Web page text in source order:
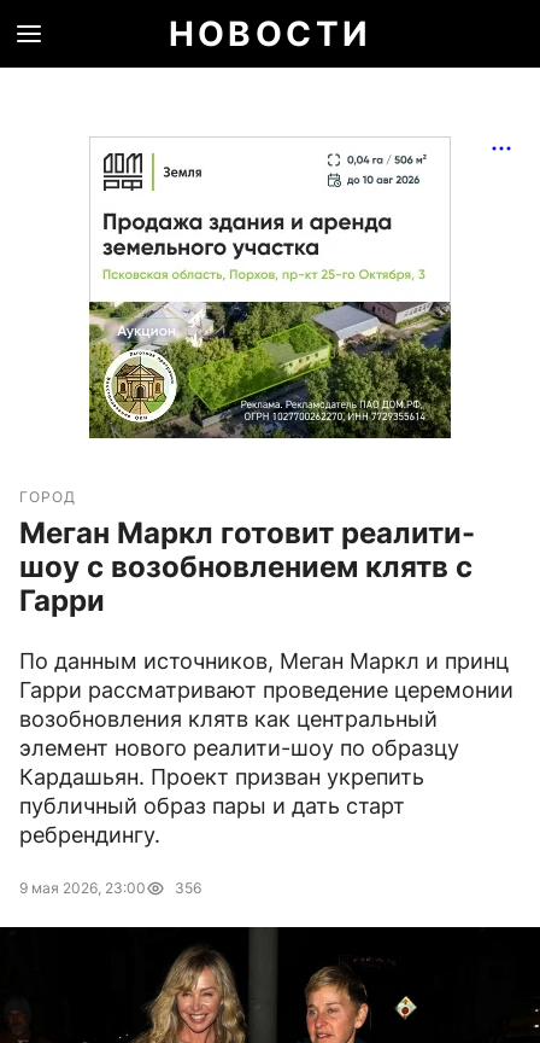
НОВОСТИ
ГОРОД
Меган Маркл готовит реалити-
шоу с возобновлением клятв с
Гарри
По данным источников, Меган Маркл и принц
Гарри рассматривают проведение церемонии
возобновления клятв как центральный
элемент нового реалити-шоу по образцу
Кардашьян. Проект призван укрепить
публичный образ пары и дать старт
ребрендингу.
9 мая 2026, 23:00 356